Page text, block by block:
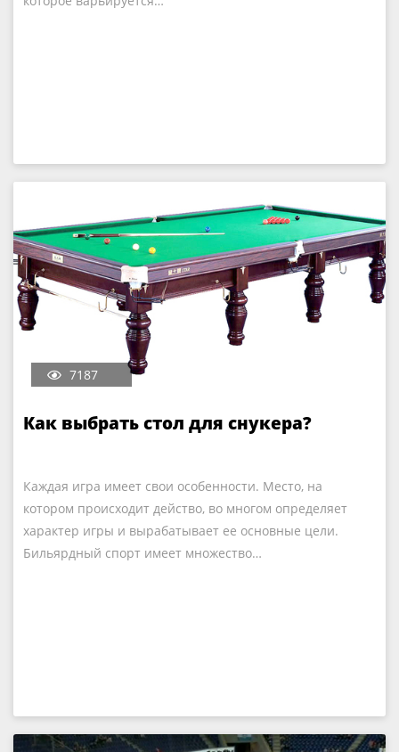
7187
Как выбрать стол для снукера?
Каждая игра имеет свои особенности. Место, на
котором происходит действо, во многом определяет
характер игры и вырабатывает ее основные цели.
Бильярдный спорт имеет множество…